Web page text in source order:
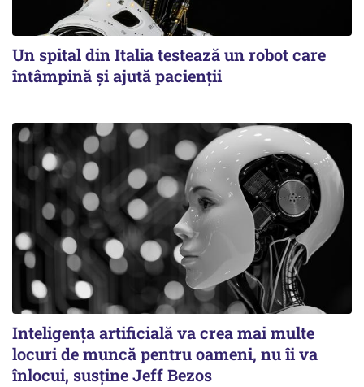
Un spital din Italia testează un robot care
întâmpină și ajută pacienții
Inteligența artificială va crea mai multe
locuri de muncă pentru oameni, nu îi va
înlocui, susține Jeff Bezos